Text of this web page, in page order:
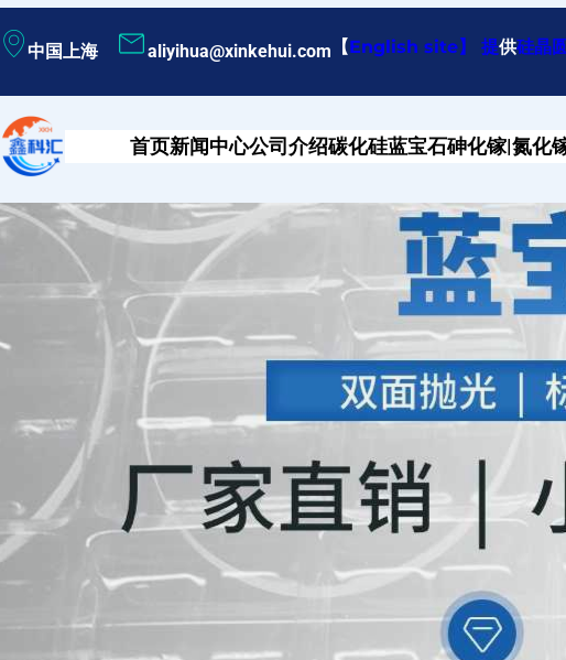
至
容
中国上海 aliyihua@xinkehui.com 【English site】 提供硅晶圆
首页新闻中心公司介绍碳化硅蓝宝石砷化镓|氮化